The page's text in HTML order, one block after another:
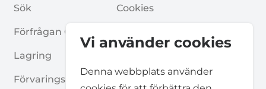
Vi använder cookies
Denna webbplats använder
Sök
Förfrågan Om Förråd
Lagring
Förvaringsguider
Cookies